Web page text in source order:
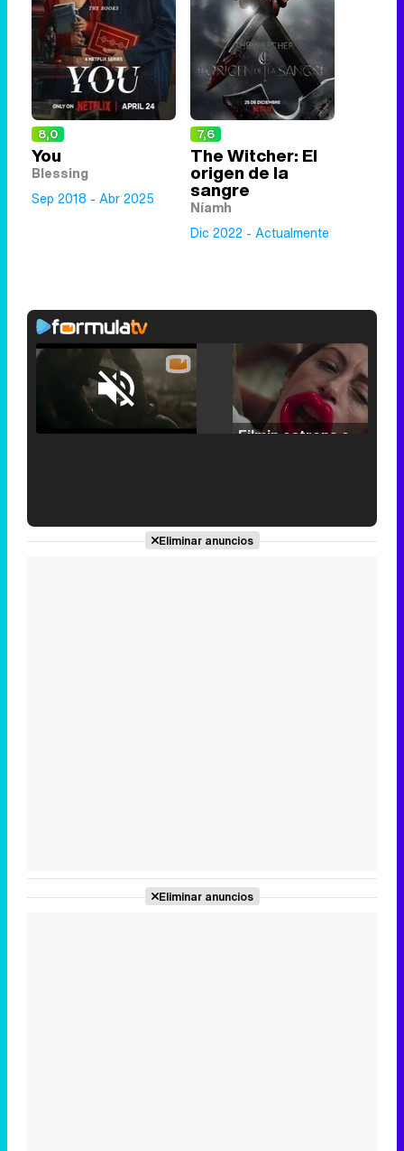
8,0
You
Blessing
Sep 2018 - Abr 2025
7,6
The Witcher: El
origen de la
sangre
Níamh
Dic 2022 - Actualmente
Unmute /
Loaded:
25.30%
'120 Minutos' celebra sus 2.000 programas en Telemadrid con un vídeo del día a día en la redacción
Eliminar anuncios
Eliminar anuncios